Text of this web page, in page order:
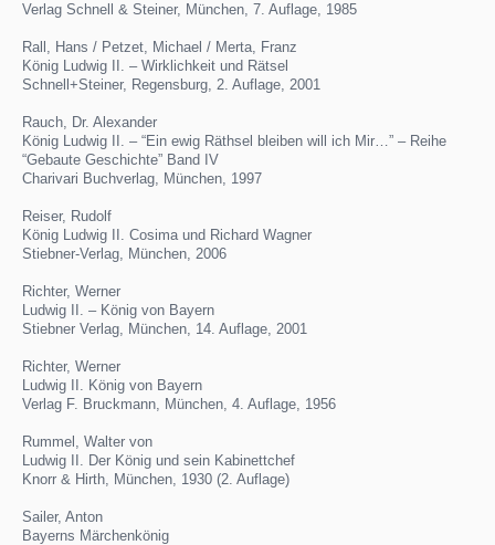
Verlag Schnell & Steiner, München, 7. Auflage, 1985
Rall, Hans / Petzet, Michael / Merta, Franz
König Ludwig II. – Wirklichkeit und Rätsel
Schnell+Steiner, Regensburg, 2. Auflage, 2001
Rauch, Dr. Alexander
König Ludwig II. – “Ein ewig Räthsel bleiben will ich Mir…” – Reihe
“Gebaute Geschichte” Band IV
Charivari Buchverlag, München, 1997
Reiser, Rudolf
König Ludwig II. Cosima und Richard Wagner
Stiebner-Verlag, München, 2006
Richter, Werner
Ludwig II. – König von Bayern
Stiebner Verlag, München, 14. Auflage, 2001
Richter, Werner
Ludwig II. König von Bayern
Verlag F. Bruckmann, München, 4. Auflage, 1956
Rummel, Walter von
Ludwig II. Der König und sein Kabinettchef
Knorr & Hirth, München, 1930 (2. Auflage)
Sailer, Anton
Bayerns Märchenkönig